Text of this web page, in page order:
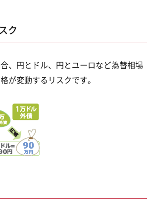
ク
、円とドル、円とユーロなど為替相場
が変動するリスクです。